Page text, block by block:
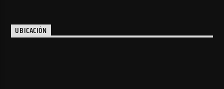
UBICACIÓN